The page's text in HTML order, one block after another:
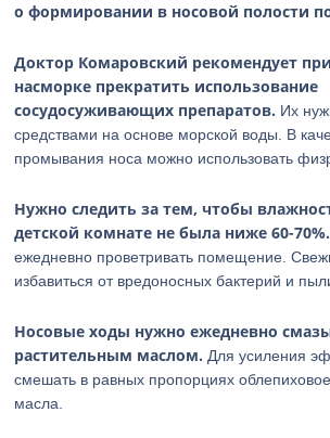
о формировании в носовой полости
Доктор Комаровский рекомендует
насморке прекратить использование
сосудосуживающих препаратов. Их
средствами на основе морской воды. В
промывания носа можно использовать
Нужно следить за тем, чтобы
детской комнате не была ниже 60-70%.
ежедневно проветривать помещение.
избавиться от вредоносных бактерий и
Носовые ходы нужно ежедневно
растительным маслом. Для усиления
смешать в равных пропорциях
масла.